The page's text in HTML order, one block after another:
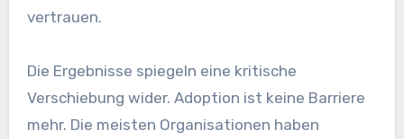
vertrauen.
Die Ergebnisse spiegeln eine kritische
Verschiebung wider. Adoption ist keine Barriere
mehr. Die meisten Organisationen haben